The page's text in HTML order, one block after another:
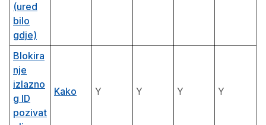
(ured
bilo
gdje)
Blokira
nje
izlazno
g ID
pozivat
Kako Y Y Y Y